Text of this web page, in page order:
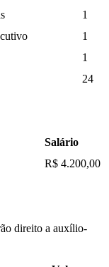
1
1
1
24
Salário
R$ 4.200,00
direito a auxílio-